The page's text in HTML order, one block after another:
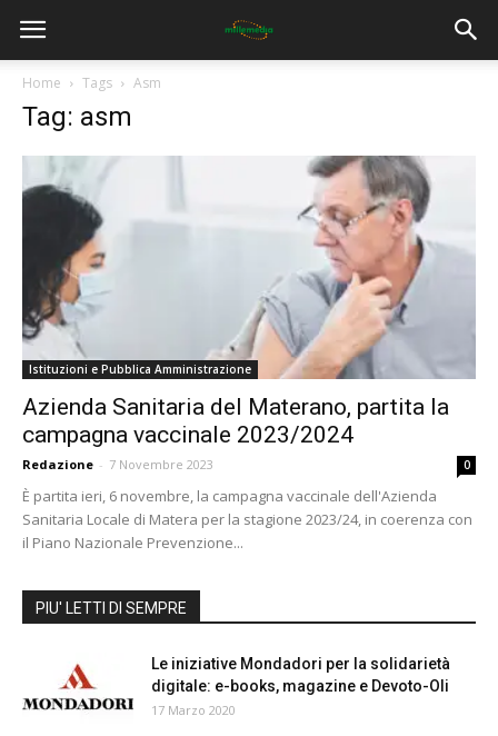
Home Tags Asm
Tag: asm
Istituzioni e Pubblica Amministrazione
Azienda Sanitaria del Materano, partita la
campagna vaccinale 2023/2024
Redazione - 7 Novembre 2023 0
È partita ieri, 6 novembre, la campagna vaccinale dell'Azienda
Sanitaria Locale di Matera per la stagione 2023/24, in coerenza con
il Piano Nazionale Prevenzione...
PIU' LETTI DI SEMPRE
Le iniziative Mondadori per la solidarietà
digitale: e-books, magazine e Devoto-Oli
17 Marzo 2020